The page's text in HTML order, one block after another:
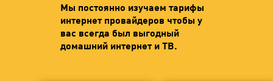
Мы постоянно изучаем тарифы
интернет провайдеров чтобы у
вас всегда был выгодный
домашний интернет и ТВ.